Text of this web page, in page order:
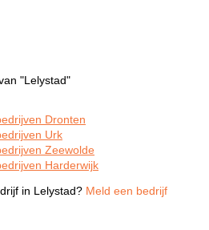
"Lelystad"
Dronten
Urk
Zeewolde
Harderwijk
in Lelystad? Meld een bedrijf